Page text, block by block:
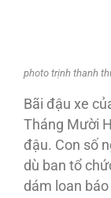
photo trịnh thanh
Bãi đậu xe
Tháng Mười
đậu. Con số
dù ban tổ
dám loan